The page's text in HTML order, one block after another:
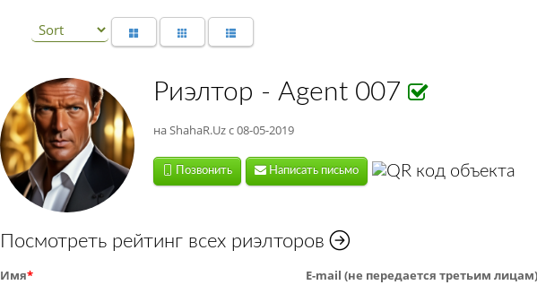
Риэлтор - Agent 007
на ShahaR.Uz с 08-05-2019
Позвонить Написать письмо
Посмотреть рейтинг всех риэлторов
Имя* E-mail (не передается третьим